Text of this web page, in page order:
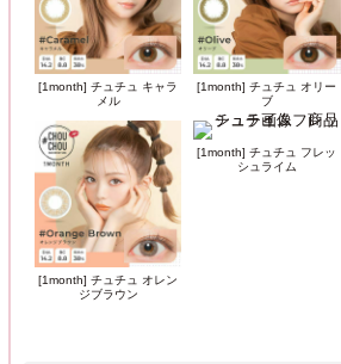
[1month] チュチュ キャラ
メル
[1month] チュチュ オリー
ブ
[1month] チュチュ オレン
ジブラウン
[1month] チュチュ フレッ
シュライム